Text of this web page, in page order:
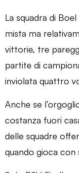
La squadra di
mista ma
vittorie, tre
partite di
inviolata quattro
Anche se
costanza fuori
delle squadre
quando gioca con